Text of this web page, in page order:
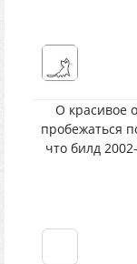
О красивое
пробежаться
что билд